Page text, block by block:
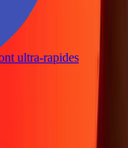
ultra-rapides